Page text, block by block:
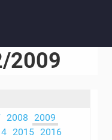
2009
2008
2009
2015 2016